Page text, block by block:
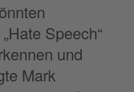
Speech“
und
Mark